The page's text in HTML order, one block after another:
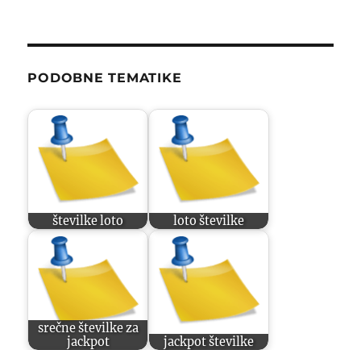
PODOBNE TEMATIKE
številke loto loto številke
srečne številke za
jackpot
jackpot številke